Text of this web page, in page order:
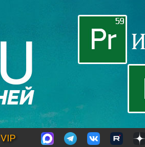
VIP